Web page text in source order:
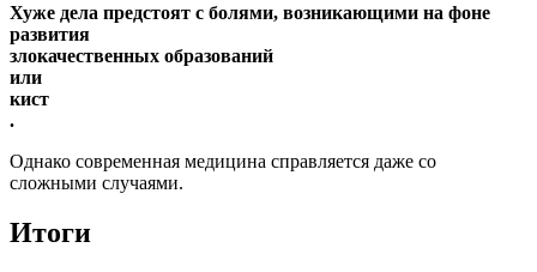
Хуже дела предстоят с болями, возникающими на фоне
развития
злокачественных образований
или
кист
.
Однако современная медицина справляется даже со
сложными случаями.
Итоги